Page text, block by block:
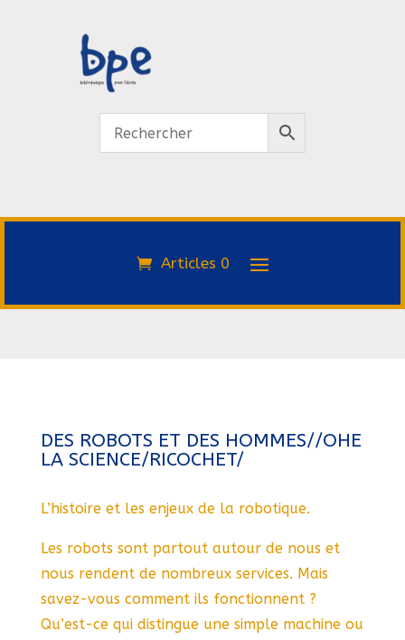
Articles 0
DES ROBOTS ET DES HOMMES//OHE
LA SCIENCE/RICOCHET/
L’histoire et les enjeux de la robotique.
Les robots sont partout autour de nous et
nous rendent de nombreux services. Mais
savez-vous comment ils fonctionnent ?
Qu’est-ce qui distingue une simple machine ou